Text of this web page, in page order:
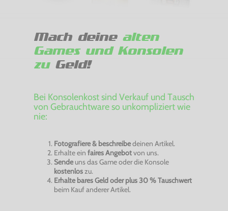
Mach deine alten
Games und Konsolen
zuGeld!
Bei Konsolenkost sind Verkauf und Tausch
von Gebrauchtware so unkompliziert wie
nie:
Fotografiere & beschreibedeinen Artikel.
Erhalte ein faires Angebotvon uns.
Sendeuns das Game oder die Konsole
kostenloszu.
Erhalte bares Geld oder plus 30 % Tauschwert
beim Kauf anderer Artikel.